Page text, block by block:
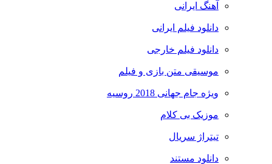
آهنگ ایرانی
دانلود فیلم ایرانی
دانلود فیلم خارجی
موسیقی متن بازی و فیلم
ویژه جام جهانی 2018 روسیه
موزیک بی کلام
تیتراژ سریال
دانلود مستند